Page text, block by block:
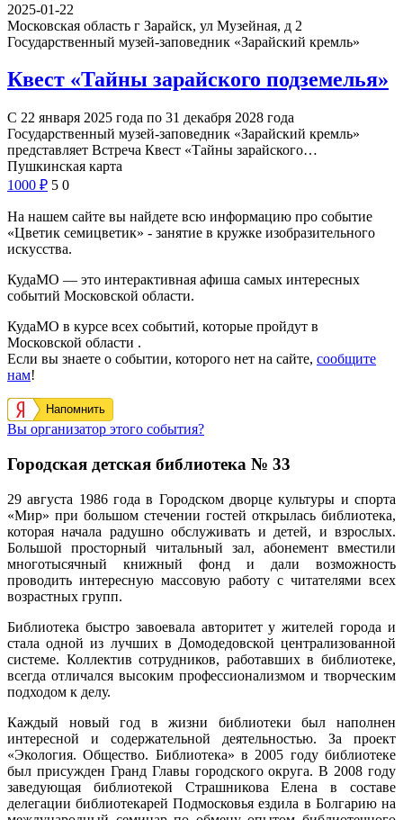
2025-01-22
Московская область г Зарайск, ул Музейная, д 2
Государственный музей-заповедник «Зарайский кремль»
Квест «Тайны зарайского подземелья»
С 22 января 2025 года по 31 декабря 2028 года
Государственный музей-заповедник «Зарайский кремль»
представляет Встреча Квест «Тайны зарайского…
Пушкинская карта
1000 ₽ 5 0
На нашем сайте вы найдете всю информацию про событие
«Цветик семицветик» - занятие в кружке изобразительного
искусства.
КудаМО — это интерактивная афиша самых интересных
событий Московской области.
КудаМО в курсе всех событий, которые пройдут в
Московской области .
Если вы знаете о событии, которого нет на сайте, сообщите
нам!
Напомнить
Вы организатор этого события?
Городская детская библиотека № 33
29 августа 1986 года в Городском дворце культуры и спорта
«Мир» при большом стечении гостей открылась библиотека,
которая начала радушно обслуживать и детей, и взрослых.
Большой просторный читальный зал, абонемент вместили
многотысячный книжный фонд и дали возможность
проводить интересную массовую работу с читателями всех
возрастных групп.
Библиотека быстро завоевала авторитет у жителей города и
стала одной из лучших в Домодедовской централизованной
системе. Коллектив сотрудников, работавших в библиотеке,
всегда отличался высоким профессионализмом и творческим
подходом к делу.
Каждый новый год в жизни библиотеки был наполнен
интересной и содержательной деятельностью. За проект
«Экология. Общество. Библиотека» в 2005 году библиотеке
был присужден Гранд Главы городского округа. В 2008 году
заведующая библиотекой Страшникова Елена в составе
делегации библиотекарей Подмосковья ездила в Болгарию на